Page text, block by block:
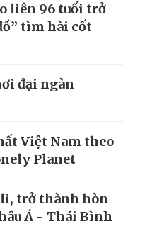
liên 96 tuổi trở
tìm hài cốt
đại ngàn
Việt Nam theo
Planet
trở thành hòn
Á - Thái Bình